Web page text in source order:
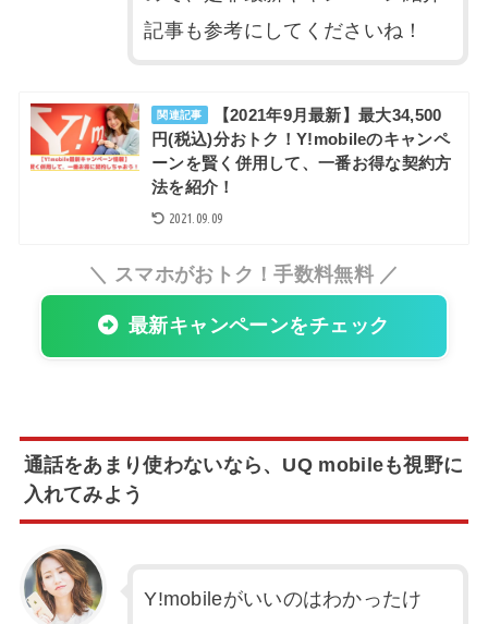
記事も参考にしてくださいね！
関連記事
【2021年9月最新】最大34,500
円(税込)分おトク！Y!mobileのキャンペ
ーンを賢く併用して、一番お得な契約方
法を紹介！
2021.09.09
＼ スマホがおトク！手数料無料 ／
最新キャンペーンをチェック
通話をあまり使わないなら、UQ mobileも視野に
入れてみよう
Y!mobileがいいのはわかったけ